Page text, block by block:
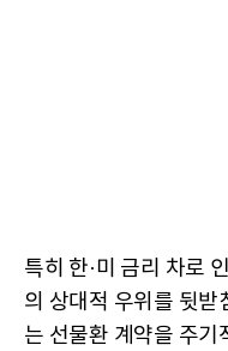
특히 한·미 금리 차로
의 상대적 우위를 뒷
는 선물환 계약을 주기